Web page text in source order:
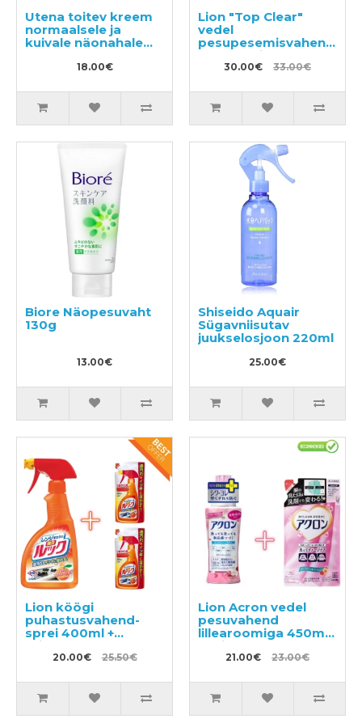
Utena toitev kreem
normaalsele ja
kuivale näonahale
18.00€
Lion "Top Clear"
vedel
pesupesemisvahend
900g + täitepakend
1160g30.00€ 33.00€
Biore Näopesuvaht
130g
13.00€
Shiseido Aquair
Sügavniisutav
juukselosjoon 220ml
25.00€
Lion köögi
puhastusvahend-
sprei 400ml +
täitepakend 2tk
20.00€ 25.50€
Lion Acron vedel
pesuvahend
lillearoomiga 450ml
+ täitepakend 400ml
21.00€ 23.00€